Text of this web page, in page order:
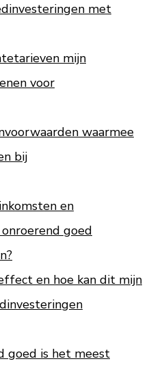
met
mijn
voor
waarmee
bij
en
goed
en hoe kan dit mijn
goed is het meest